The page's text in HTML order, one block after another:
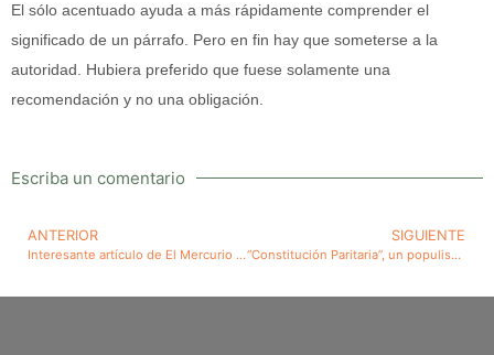
El sólo acentuado ayuda a más rápidamente comprender el
significado de un párrafo. Pero en fin hay que someterse a la
autoridad. Hubiera preferido que fuese solamente una
recomendación y no una obligación.
Escriba un comentario
ANTERIOR
Interesante artículo de El Mercurio del 20 de agosto de 2022 titulado: “Los endulzantes no son inocuos y pueden alterar el nivel de azúcar y la microbiótica”
SIGUIENTE
“Constitución Paritaria”, un populismo feminista que perjudica a la sociedad, incluso a la mujer, ahora de gran respaldo por los partidos políticos de derecha más importantes de Chile